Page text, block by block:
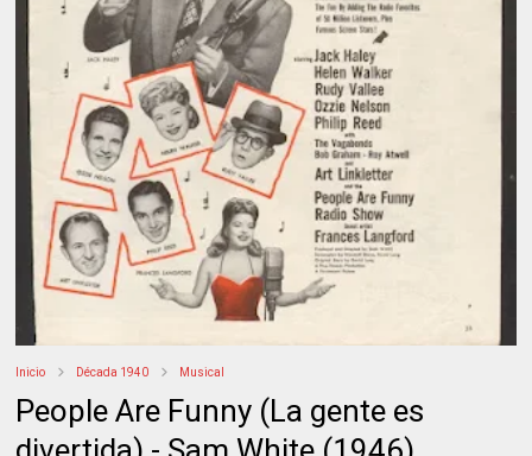
Inicio Década 1940 Musical
People Are Funny (La gente es